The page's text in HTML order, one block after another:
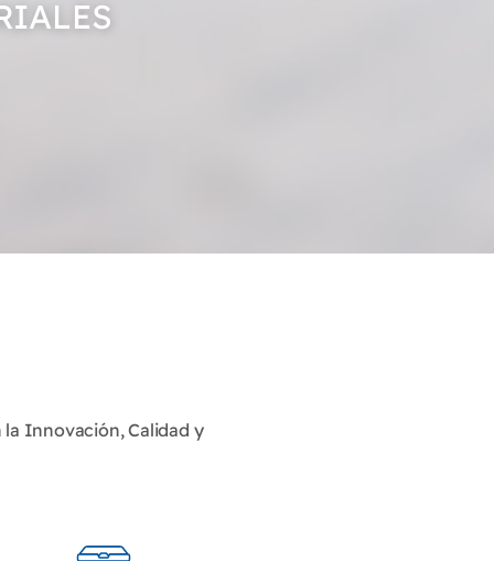
Innovación, Calidad y